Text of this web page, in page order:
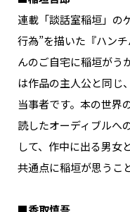
連載「談話室稲垣」の
行為”を描いた『ハン
んのご自宅に稲垣がう
は作品の主人公と同じ
当事者です。本の世界
読したオーディブルへ
して、作中に出る男女
共通点に稲垣が思うこ